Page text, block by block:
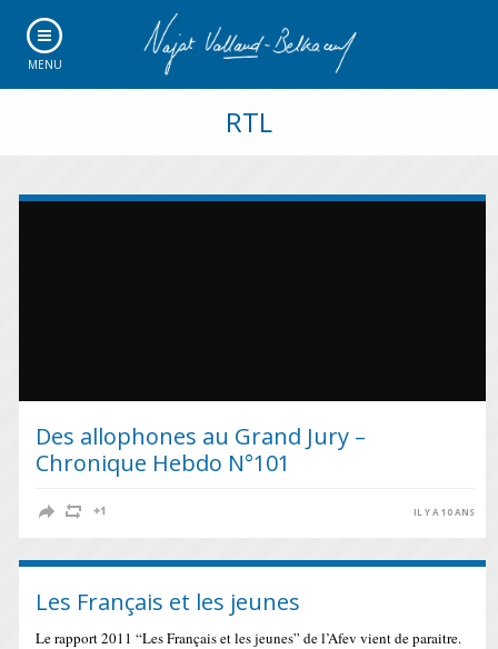
MENU
RTL
Des allophones au Grand Jury –
Chronique Hebdo N°101
IL Y A 10 ANS
Les Français et les jeunes
Le rapport 2011 “Les Français et les jeunes” de l’Afev vient de paraitre.